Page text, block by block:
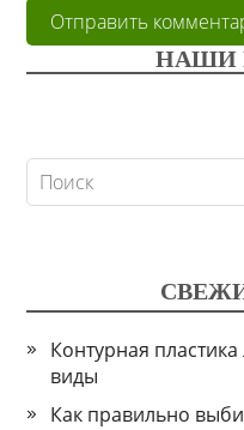
НАШИ
Контурная
виды
Как правильно